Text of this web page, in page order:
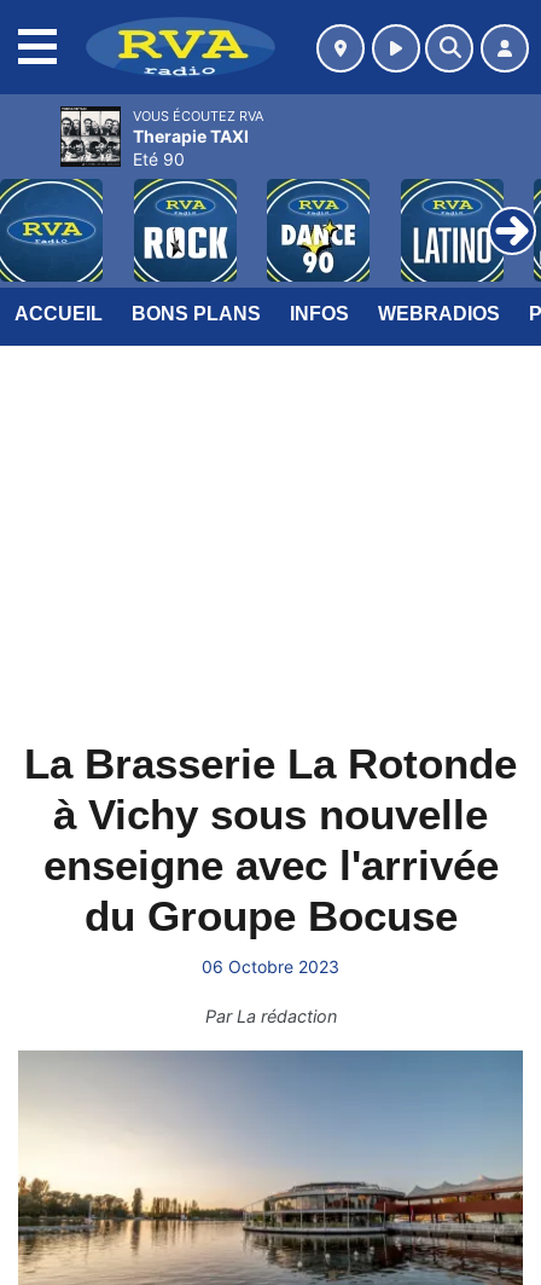
ACCUEIL BONS PLANS INFOS WEBRADIOS
La Brasserie La Rotonde
à Vichy sous nouvelle
enseigne avec l'arrivée
du Groupe Bocuse
06 Octobre 2023
ParLa rédaction
VOUS ÉCOUTEZ RVA
Therapie TAXI
Eté 90